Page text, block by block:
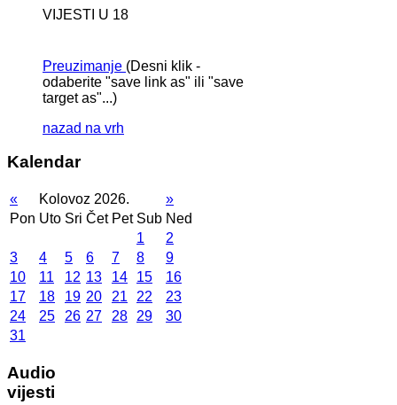
VIJESTI U 18
Preuzimanje (Desni klik -
odaberite "save link as" ili "save
target as"...)
nazad na vrh
Kalendar
« Kolovoz 2026.
»
Pon Uto Sri Čet Pet Sub Ned
1
2
3
4 5 6 7 8
9
10
11 12 13 14 15
16
17
18 19 20 21 22
23
24
25 26 27 28 29
30
31
Audio
vijesti